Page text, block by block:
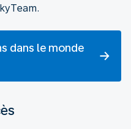
dans le monde